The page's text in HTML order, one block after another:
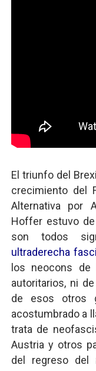
El triunfo del
crecimiento del
Alternativa por
Hoffer estuvo
son todos
ultraderecha
los neocons de
autoritarios, ni
de esos otros
acostumbrado a
trata de
Austria y otros
del regreso del